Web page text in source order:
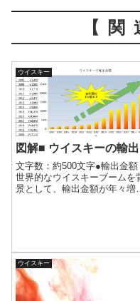
【
ウイスキー
図解■ ウイスキーの輸出
文字数：約500文字●輸出金
世界的なウイスキーブームを
景として、輸出金額が年々増加
ウイスキー